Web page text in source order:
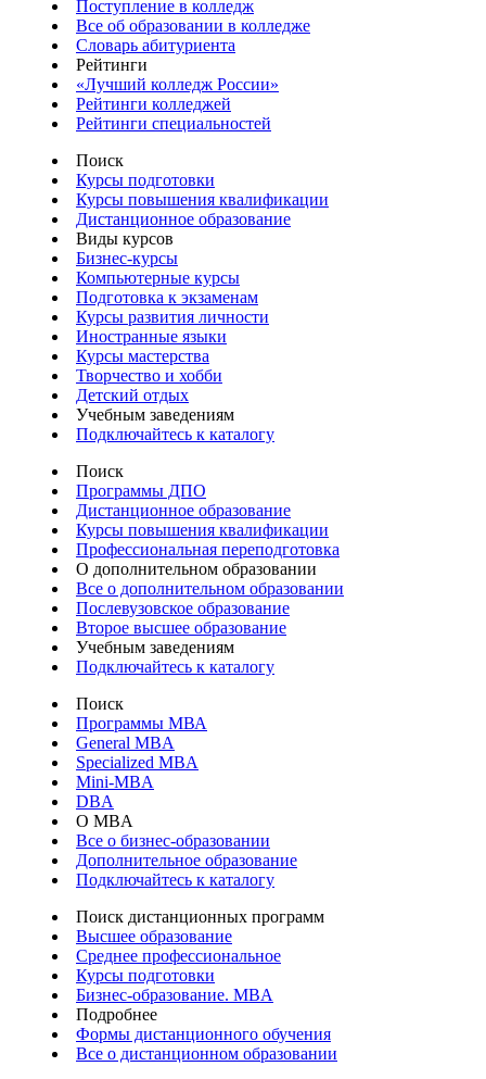
Поступление в колледж
Все об образовании в колледже
Словарь абитуриента
Рейтинги
«Лучший колледж России»
Рейтинги колледжей
Рейтинги специальностей
Поиск
Курсы подготовки
Курсы повышения квалификации
Дистанционное образование
Виды курсов
Бизнес-курсы
Компьютерные курсы
Подготовка к экзаменам
Курсы развития личности
Иностранные языки
Курсы мастерства
Творчество и хобби
Детский отдых
Учебным заведениям
Подключайтесь к каталогу
Поиск
Программы ДПО
Дистанционное образование
Курсы повышения квалификации
Профессиональная переподготовка
О дополнительном образовании
Все о дополнительном образовании
Послевузовское образование
Второе высшее образование
Учебным заведениям
Подключайтесь к каталогу
Поиск
Программы МВА
General MBA
Specialized MBA
Mini-MBA
DBA
О MBA
Все о бизнес-образовании
Дополнительное образование
Подключайтесь к каталогу
Поиск дистанционных программ
Высшее образование
Среднее профессиональное
Курсы подготовки
Бизнес-образование. MBA
Подробнее
Формы дистанционного обучения
Все о дистанционном образовании